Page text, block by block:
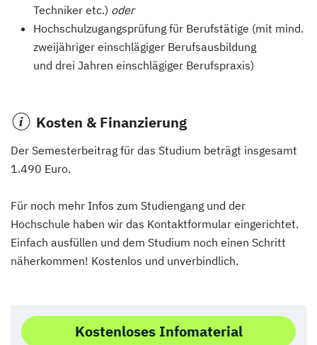
Techniker etc.) oder
Hochschulzugangsprüfung für Berufstätige (mit mind.
zweijähriger einschlägiger Berufsausbildung
und drei Jahren einschlägiger Berufspraxis)
Kosten & Finanzierung
Der Semesterbeitrag für das Studium beträgt insgesamt
1.490 Euro.
Für noch mehr Infos zum Studiengang und der
Hochschule haben wir das Kontaktformular eingerichtet.
Einfach ausfüllen und dem Studium noch einen Schritt
näherkommen! Kostenlos und unverbindlich.
Kostenloses Infomaterial